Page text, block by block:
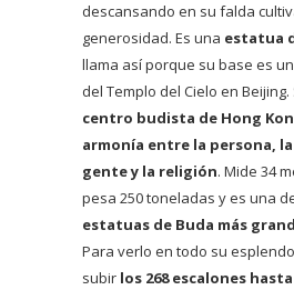
descansando en su falda
generosidad. Es una estatua
llama así porque su base es
del Templo del Cielo en
centro budista de Hong
armonía entre la persona,
gente y la religión. Mide 34
pesa 250 toneladas y es una
estatuas de Buda más
Para verlo en todo su
subir los 268 escalones